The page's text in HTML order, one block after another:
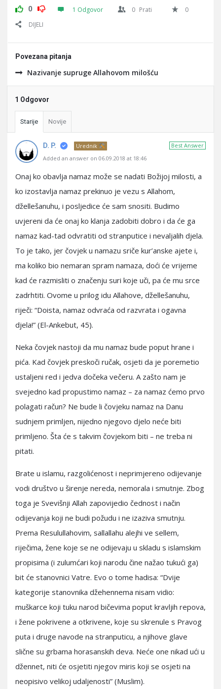
0 1 Odgovor 0 Prati
0
DIJELI
Povezana pitanja
Nazivanje supruge Allahovom milošću
1 Odgovor
Starije Novije
Best Answer
D. P.
Urednik
Added an answer on 06.09.2018 at 18:46
Onaj ko obavlja namaz može se nadati Božijoj milosti, a
ko izostavlja namaz prekinuo je vezu s Allahom,
džellešanuhu, i posljedice će sam snositi. Budimo
uvjereni da će onaj ko klanja zadobiti dobro i da će ga
namaz kad-tad odvratiti od stranputice i nevaljalih djela.
To je tako, jer čovjek u namazu sriče kur’anske ajete i,
ma koliko bio nemaran spram namaza, doći će vrijeme
kad će razmisliti o značenju suri koje uči, pa će mu srce
zadrhtiti. Ovome u prilog idu Allahove, džellešanuhu,
riječi: “Doista, namaz odvraća od razvrata i ogavna
djela!” (El-Ankebut, 45).
Neka čovjek nastoji da mu namaz bude poput hrane i
pića. Kad čovjek preskoči ručak, osjeti da je poremetio
ustaljeni red i jedva dočeka večeru. A zašto nam je
svejedno kad propustimo namaz – za namaz ćemo prvo
polagati račun? Ne bude li čovjeku namaz na Danu
sudnjem primljen, nijedno njegovo djelo neće biti
primljeno. Šta će s takvim čovjekom biti – ne treba ni
pitati.
Brate u islamu, razgolićenost i neprimjereno odijevanje
vodi društvo u širenje nereda, nemorala i smutnje. Zbog
toga je Svevišnji Allah zapovijedio čednost i način
odijevanja koji ne budi požudu i ne izaziva smutnju.
Prema Resulullahovim, sallallahu alejhi ve sellem,
riječima, žene koje se ne odijevaju u skladu s islamskim
propisima (i zulumćari koji narodu čine nažao tukući ga)
bit će stanovnici Vatre. Evo o tome hadisa: “Dvije
kategorije stanovnika džehennema nisam vidio:
muškarce koji tuku narod bičevima poput kravljih repova,
i žene pokrivene a otkrivene, koje su skrenule s Pravog
puta i druge navode na stranputicu, a njihove glave
slične su grbama horasanskih deva. Neće one nikad ući u
džennet, niti će osjetiti njegov miris koji se osjeti na
neopisivo velikoj udaljenosti” (Muslim).